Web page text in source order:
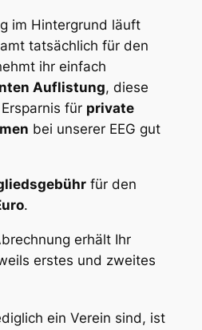
im Hintergrund läuft
tatsächlich für den
ihr einfach
Auflistung, diese
für private
bei unserer EEG gut
für den
.
erhält Ihr
erstes und zweites
ein Verein sind, ist